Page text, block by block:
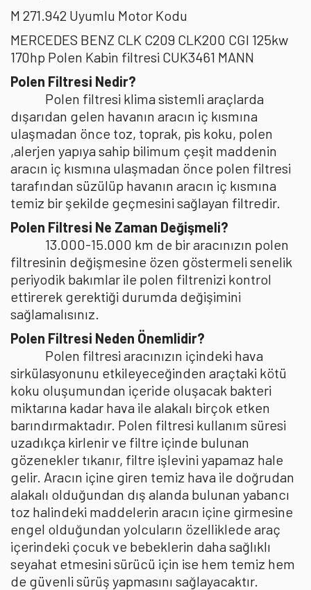
M 271.942 Uyumlu Motor Kodu
MERCEDES BENZ CLK C209 CLK200 CGI 125kw
170hp Polen Kabin filtresi CUK3461 MANN
Polen Filtresi Nedir?
Polen filtresi klima sistemli araçlarda
dışarıdan gelen havanın aracın iç kısmına
ulaşmadan önce toz, toprak, pis koku, polen
,alerjen yapıya sahip bilimum çeşit maddenin
aracın iç kısmına ulaşmadan önce polen filtresi
tarafından süzülüp havanın aracın iç kısmına
temiz bir şekilde geçmesini sağlayan filtredir.
Polen Filtresi Ne Zaman Değişmeli?
13.000-15.000 km de bir aracınızın polen
filtresinin değişmesine özen göstermeli senelik
periyodik bakımlar ile polen filtrenizi kontrol
ettirerek gerektiği durumda değişimini
sağlamalısınız.
Polen Filtresi Neden Önemlidir?
Polen filtresi aracınızın içindeki hava
sirkülasyonunu etkileyeceğinden araçtaki kötü
koku oluşumundan içeride oluşacak bakteri
miktarına kadar hava ile alakalı birçok etken
barındırmaktadır. Polen filtresi kullanım süresi
uzadıkça kirlenir ve filtre içinde bulunan
gözenekler tıkanır, filtre işlevini yapamaz hale
gelir. Aracın içine giren temiz hava ile doğrudan
alakalı olduğundan dış alanda bulunan yabancı
toz halindeki maddelerin aracın içine girmesine
engel olduğundan yolcuların özelliklede araç
içerindeki çocuk ve bebeklerin daha sağlıklı
seyahat etmesini sürücü için ise hem temiz hem
de güvenli sürüş yapmasını sağlayacaktır.